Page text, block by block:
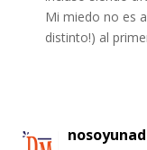
Mi miedo no es
distinto!) al